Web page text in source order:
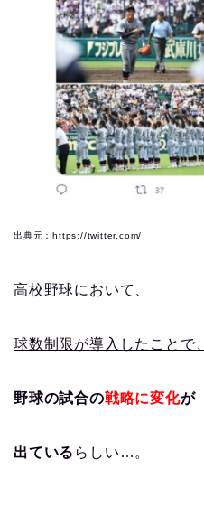
出典元：https://twitter.com/
高校野球において、
球数制限が導入したことで、
野球の試合の戦略に変化が
出ている らしい…。